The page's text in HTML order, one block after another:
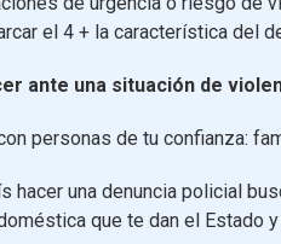
el 4 + la característica del
ante una situación de
personas de tu confianza:
hacer una denuncia policial
que te dan el Estado